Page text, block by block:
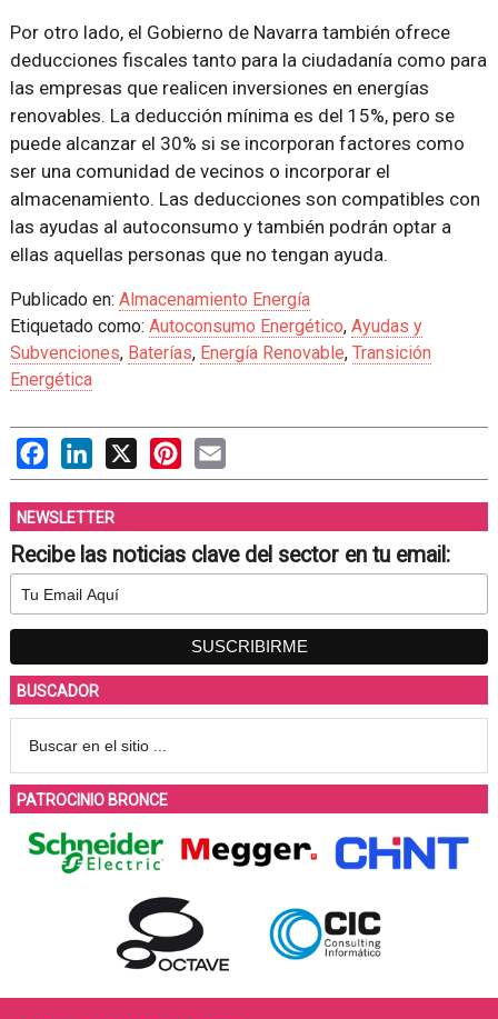
Por otro lado, el Gobierno de Navarra también ofrece
deducciones fiscales tanto para la ciudadanía como para
las empresas que realicen inversiones en energías
renovables. La deducción mínima es del 15%, pero se
puede alcanzar el 30% si se incorporan factores como
ser una comunidad de vecinos o incorporar el
almacenamiento. Las deducciones son compatibles con
las ayudas al autoconsumo y también podrán optar a
ellas aquellas personas que no tengan ayuda.
Publicado en: Almacenamiento Energía
Etiquetado como: Autoconsumo Energético, Ayudas y
Subvenciones, Baterías, Energía Renovable, Transición
Energética
FacebookLinkedIn
X PinterestEmail
NEWSLETTER
Recibe las noticias clave del sector en tu email:
BUSCADOR
PATROCINIO BRONCE